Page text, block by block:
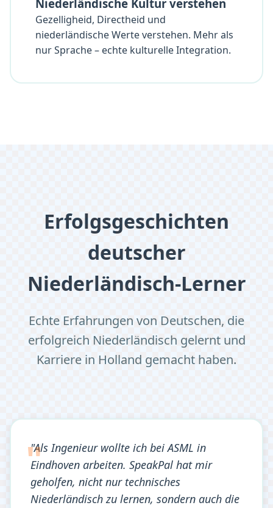
Niederländische Kultur verstehen
Gezelligheid, Directheid und
niederländische Werte verstehen. Mehr als
nur Sprache – echte kulturelle Integration.
Erfolgsgeschichten
deutscher
Niederländisch-Lerner
Echte Erfahrungen von Deutschen, die
erfolgreich Niederländisch gelernt und
Karriere in Holland gemacht haben.
"Als Ingenieur wollte ich bei ASML in
Eindhoven arbeiten. SpeakPal hat mir
geholfen, nicht nur technisches
Niederländisch zu lernen, sondern auch die